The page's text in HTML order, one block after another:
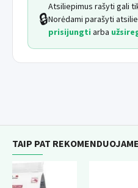
🔒
Atsiliepimus rašyti gali
Norėdami parašyti
prisijungti arba
TAIP PAT REKOMENDUOJAME